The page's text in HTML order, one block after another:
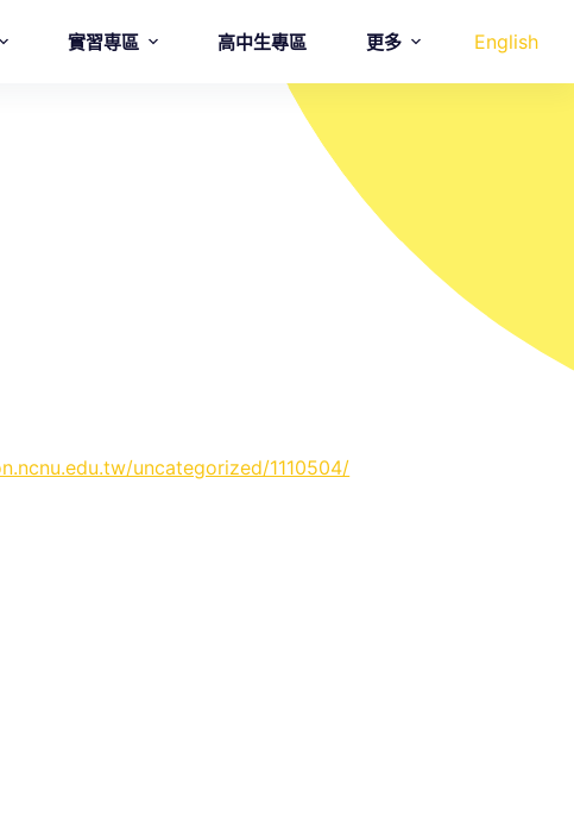
實習専區 高中生專區 更多 English
uncategorized/1110504/